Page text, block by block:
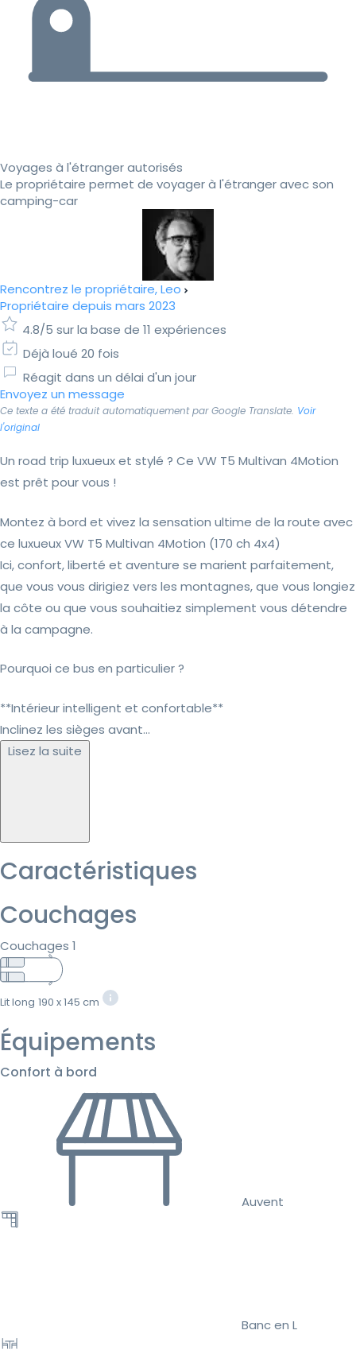
Voyages à l'étranger autorisés
Le propriétaire permet de voyager à l'étranger avec son
camping-car
Rencontrez le propriétaire, Leo
Propriétaire depuis mars 2023
4.8/5 sur la base de 11 expériences
Déjà loué 20 fois
Réagit dans un délai d'un jour
Envoyez un message
Ce texte a été traduit automatiquement par Google Translate. Voir
l'original
Un road trip luxueux et stylé ? Ce VW T5 Multivan 4Motion
est prêt pour vous !
Montez à bord et vivez la sensation ultime de la route avec
ce luxueux VW T5 Multivan 4Motion (170 ch 4x4)
Ici, confort, liberté et aventure se marient parfaitement,
que vous vous dirigiez vers les montagnes, que vous longiez
la côte ou que vous souhaitiez simplement vous détendre
à la campagne.
Pourquoi ce bus en particulier ?
**Intérieur intelligent et confortable**
Inclinez les sièges avant...
Lisez la suite
Caractéristiques
Couchages
Couchages 1
Lit long 190 x 145 cm
Équipements
Confort à bord
Auvent
Banc en L